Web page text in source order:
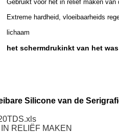
Gebruikt voor het in reliëf maken van
Extreme hardheid, vloeibaarheids
lichaam
het schermdrukinkt van het
Silicone van de
RELIËF MAKEN